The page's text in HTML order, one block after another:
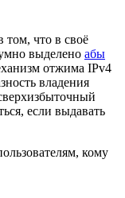
том, что в своё
выделено абы
отжима IPv4
владения
если выдавать
кому